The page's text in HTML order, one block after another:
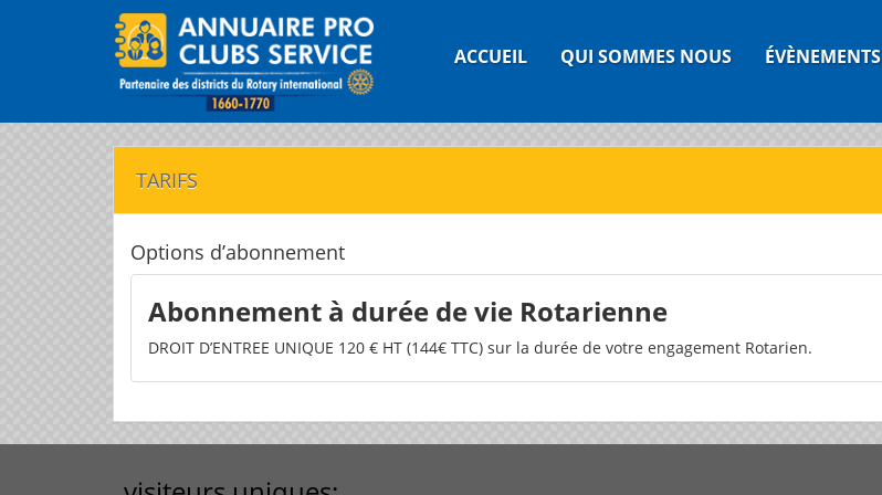
ACCUEIL QUI SOMMES NOUS ÉVÈNEMENTS
TARIFS
Options d’abonnement
Abonnement à durée de vie Rotarienne
DROIT D’ENTREE UNIQUE 120 € HT (144€ TTC) sur la durée de votre engagement Rotarien.